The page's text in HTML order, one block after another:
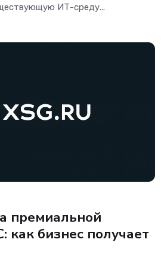
ИТ-среду...
премиальной
как бизнес получает